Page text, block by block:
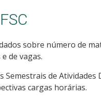
sobre número de
de vagas.
Semestrais de Atividades
cargas horárias.